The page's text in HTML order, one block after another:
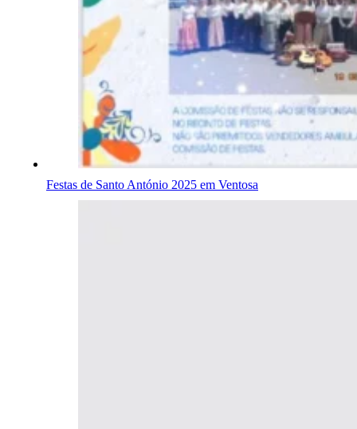
Festas de Santo António 2025 em Ventosa